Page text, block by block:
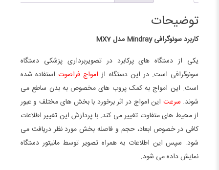
توضیحات
کاربرد سونوگرافیMindray مدلMX7
یکی از دستگاه های پرکابرد در تصویربرداری پزشکی دستگاه
سونوگرافی است. در این دستگاه از امواج فراصوت استفاده شده
است. این امواج به کمک پروب های مخصوص به بدن ساطع می
شوند. سرعت این امواج در اثر برخورد با بخش های مختلف و عبور
از محیط های متفاوت تغییر می کند. با پردازش این تغییر اطلاعات
کافی در خصوص ابعاد، حجم و فاصله بخش مورد نظر دریافت می
شود. سپس این اطلاعات به همراه تصویر توسط مانیتور دستگاه
نمایش داده می شود.